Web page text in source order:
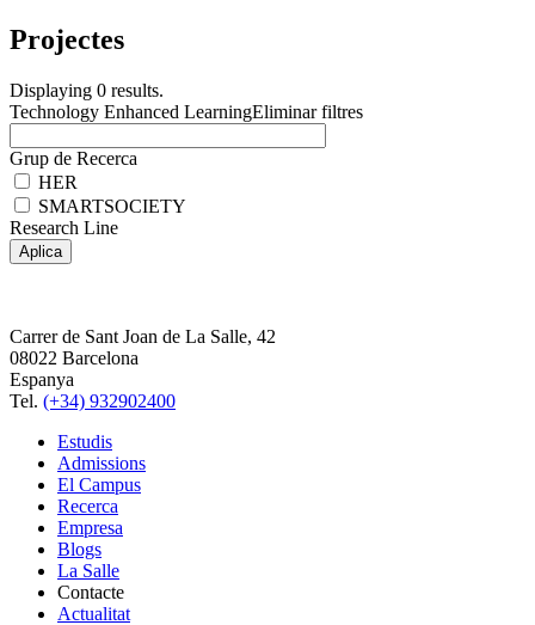
Projectes
Displaying 0 results.
Technology Enhanced LearningEliminar filtres
Grup de Recerca
HER
SMARTSOCIETY
Research Line
Carrer de Sant Joan de La Salle, 42
08022 Barcelona
Espanya
Tel. (+34) 932902400
Estudis
Admissions
El Campus
Recerca
Empresa
Blogs
La Salle
Contacte
Actualitat